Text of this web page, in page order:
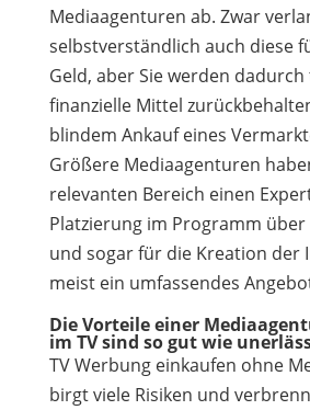
Mediaagenturen ab. Zwar
selbstverständlich auch diese
Geld, aber Sie werden
finanzielle Mittel
blindem Ankauf eines
Größere Mediaagenturen
relevanten Bereich einen
Platzierung im Programm
und sogar für die Kreation der
meist ein umfassendes
Die Vorteile einer
im TV sind so gut wie
TV Werbung einkaufen ohne
birgt viele Risiken und